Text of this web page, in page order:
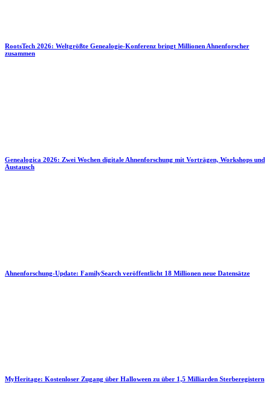
RootsTech 2026: Weltgrößte Genealogie-Konferenz bringt Millionen Ahnenforscher
zusammen
Genealogica 2026: Zwei Wochen digitale Ahnenforschung mit Vorträgen, Workshops und
Austausch
Ahnenforschung-Update: FamilySearch veröffentlicht 18 Millionen neue Datensätze
MyHeritage: Kostenloser Zugang über Halloween zu über 1,5 Milliarden Sterberegistern